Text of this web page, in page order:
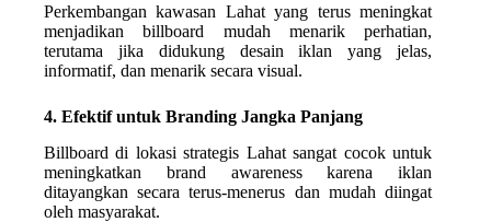
Perkembangan kawasan Lahat yang terus meningkat
menjadikan billboard mudah menarik perhatian,
terutama jika didukung desain iklan yang jelas,
informatif, dan menarik secara visual.
4. Efektif untuk Branding Jangka Panjang
Billboard di lokasi strategis Lahat sangat cocok untuk
meningkatkan brand awareness karena iklan
ditayangkan secara terus-menerus dan mudah diingat
oleh masyarakat.